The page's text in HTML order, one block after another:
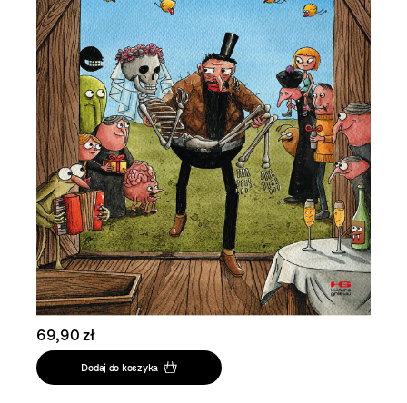
69,90 zł
Dodaj do koszyka